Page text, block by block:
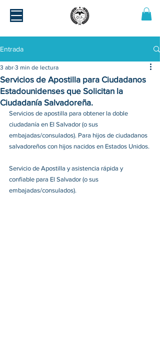
Entrada
Servicios de Apostilla para Ciudadanos
Estadounidenses que Solicitan la
Ciudadanía Salvadoreña.
3 abr 3 min de lectura
Servicios de apostilla para obtener la doble
ciudadanía en El Salvador (o sus
embajadas/consulados). Para hijos de ciudadanos
salvadoreños con hijos nacidos en Estados Unidos.
Servicio de Apostilla y asistencia rápida y
confiable para El Salvador (o sus
embajadas/consulados).